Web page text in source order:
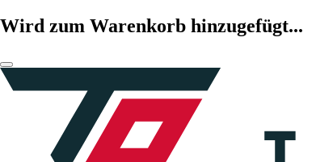
Wird zum Warenkorb hinzugefügt...